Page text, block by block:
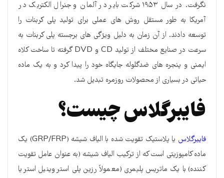
نگرفت. در سال ۱۹۵۳ شرکت بایر در آلمان و جنرال الکتریک در
آمریکا به طور مستقل روش های عملی برای تولید پلی کربنات را
توسعه دادند. از آن زمان به دلیل ویژگی های برجسته پلی کربنات به
سرعت در صنایع مختلف از تولید CD و DVD گرفته تا ساخت کلاه
ایمنی و پنجره های ضدگلوله جایگاه خود را پیدا کرد و به یک ماده
حیاتی در بسیاری از محصولات روزمره تبدیل شد.
فایبرگلاس چیست؟
فایبرگلاس
یا پلاستیک تقویت شده با الیاف شیشه (GRP/FRP) یک
ماده کامپوزیتی است که از ترکیب الیاف شیشه (به عنوان عامل تقویت
کننده) با یک ماتریس پلیمری (معمولاً رزین پلی استر وینیل استر یا